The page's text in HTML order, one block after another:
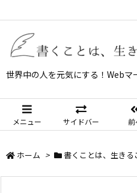
世界中の人を元気にする！Webマ
メニュー サイドバー
ホーム > 書くことは、生きる